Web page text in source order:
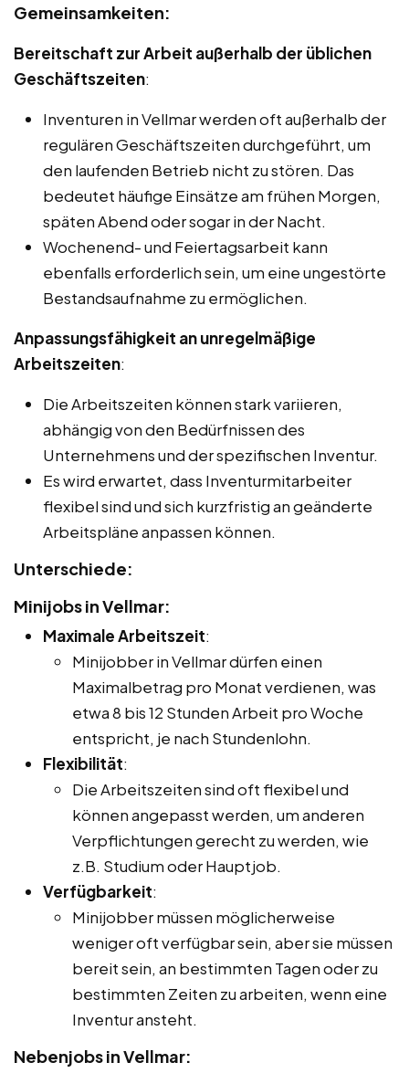
Gemeinsamkeiten:
Bereitschaft zur Arbeit außerhalb der üblichen
Geschäftszeiten:
Inventuren in Vellmar werden oft außerhalb der
regulären Geschäftszeiten durchgeführt, um
den laufenden Betrieb nicht zu stören. Das
bedeutet häufige Einsätze am frühen Morgen,
späten Abend oder sogar in der Nacht.
Wochenend- und Feiertagsarbeit kann
ebenfalls erforderlich sein, um eine ungestörte
Bestandsaufnahme zu ermöglichen.
Anpassungsfähigkeit an unregelmäßige
Arbeitszeiten:
Die Arbeitszeiten können stark variieren,
abhängig von den Bedürfnissen des
Unternehmens und der spezifischen Inventur.
Es wird erwartet, dass Inventurmitarbeiter
flexibel sind und sich kurzfristig an geänderte
Arbeitspläne anpassen können.
Unterschiede:
Minijobs in Vellmar:
Maximale Arbeitszeit:
Minijobber in Vellmar dürfen einen
Maximalbetrag pro Monat verdienen, was
etwa 8 bis 12 Stunden Arbeit pro Woche
entspricht, je nach Stundenlohn.
Flexibilität:
Die Arbeitszeiten sind oft flexibel und
können angepasst werden, um anderen
Verpflichtungen gerecht zu werden, wie
z.B. Studium oder Hauptjob.
Verfügbarkeit:
Minijobber müssen möglicherweise
weniger oft verfügbar sein, aber sie müssen
bereit sein, an bestimmten Tagen oder zu
bestimmten Zeiten zu arbeiten, wenn eine
Inventur ansteht.
Nebenjobs in Vellmar: